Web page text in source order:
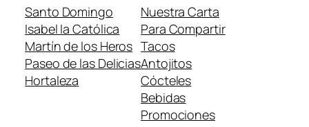
Santo Domingo
Isabel la Católica
Martín de los Heros
Paseo de las Delicias
Hortaleza
Nuestra Carta
Para Compartir
Tacos
Antojitos
Cócteles
Bebidas
Promociones